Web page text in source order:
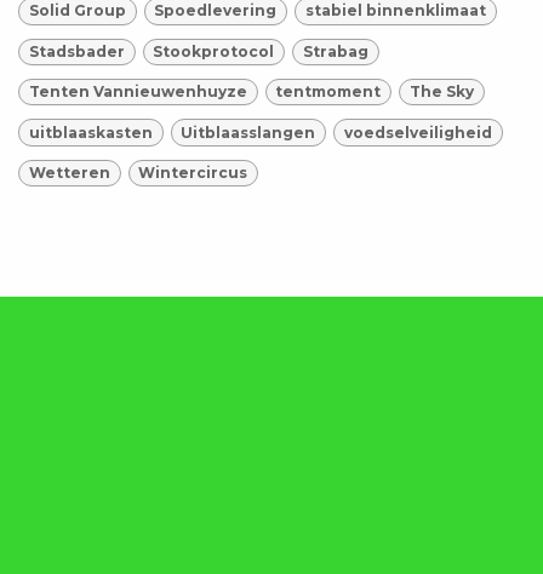
Solid Group Spoedlevering stabiel binnenklimaat
Stadsbader Stookprotocol Strabag
Tenten Vannieuwenhuyze tentmoment The Sky
uitblaaskasten Uitblaasslangen voedselveiligheid
Wetteren Wintercircus